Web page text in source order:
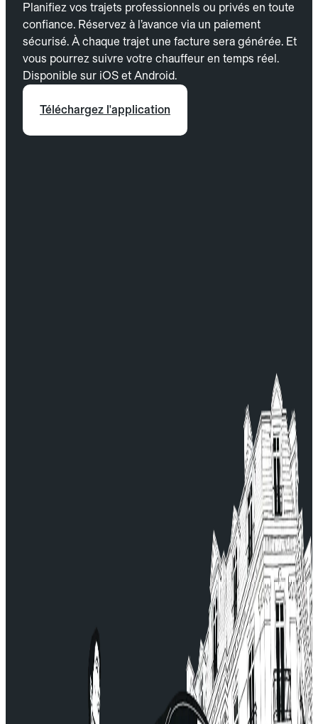
Planifiez vos trajets professionnels ou privés en toute
confiance. Réservez à l’avance via un paiement
sécurisé. À chaque trajet une facture sera générée. Et
vous pourrez suivre votre chauffeur en temps réel.
Disponible sur iOS et Android.
Téléchargez l'application